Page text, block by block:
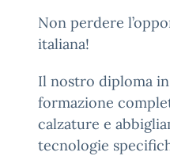
Non perdere
italiana!
Il nostro diploma
formazione
calzature e
tecnologie